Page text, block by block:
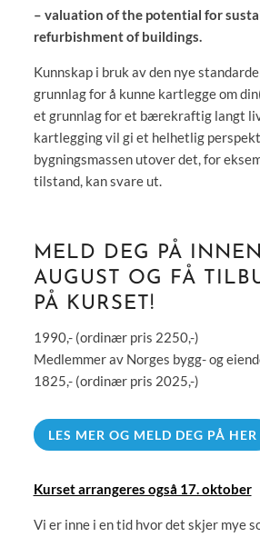
– valuation of the potential for
refurbishment of buildings.
Kunnskap i bruk av den nye
grunnlag for å kunne kartlegge om
et grunnlag for et bærekraftig langt
kartlegging vil gi et helhetlig
bygningsmassen utover det, for
tilstand, kan svare ut.
MELD DEG PÅ
AUGUST OG FÅ
PÅ KURSET!
1990,- (ordinær pris 2250,-)
Medlemmer av Norges bygg- og
1825,- (ordinær pris 2025,-)
LES MER OG MELD DEG PÅ HER
Kurset arrangeres også 17. oktober
Vi er inne i en tid hvor det skjer mye